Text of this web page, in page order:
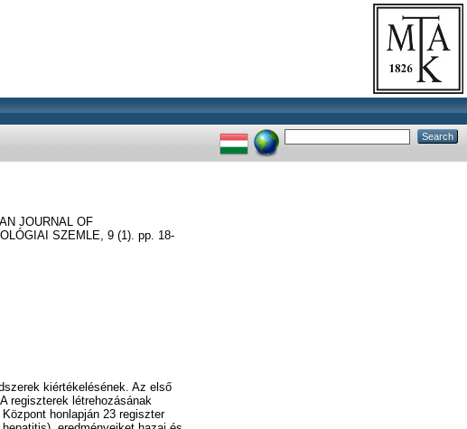
JOURNAL OF
SZEMLE, 9 (1). pp. 18-
kiértékelésének. Az első
regiszterek létrehozásának
honlapján 23 regiszter